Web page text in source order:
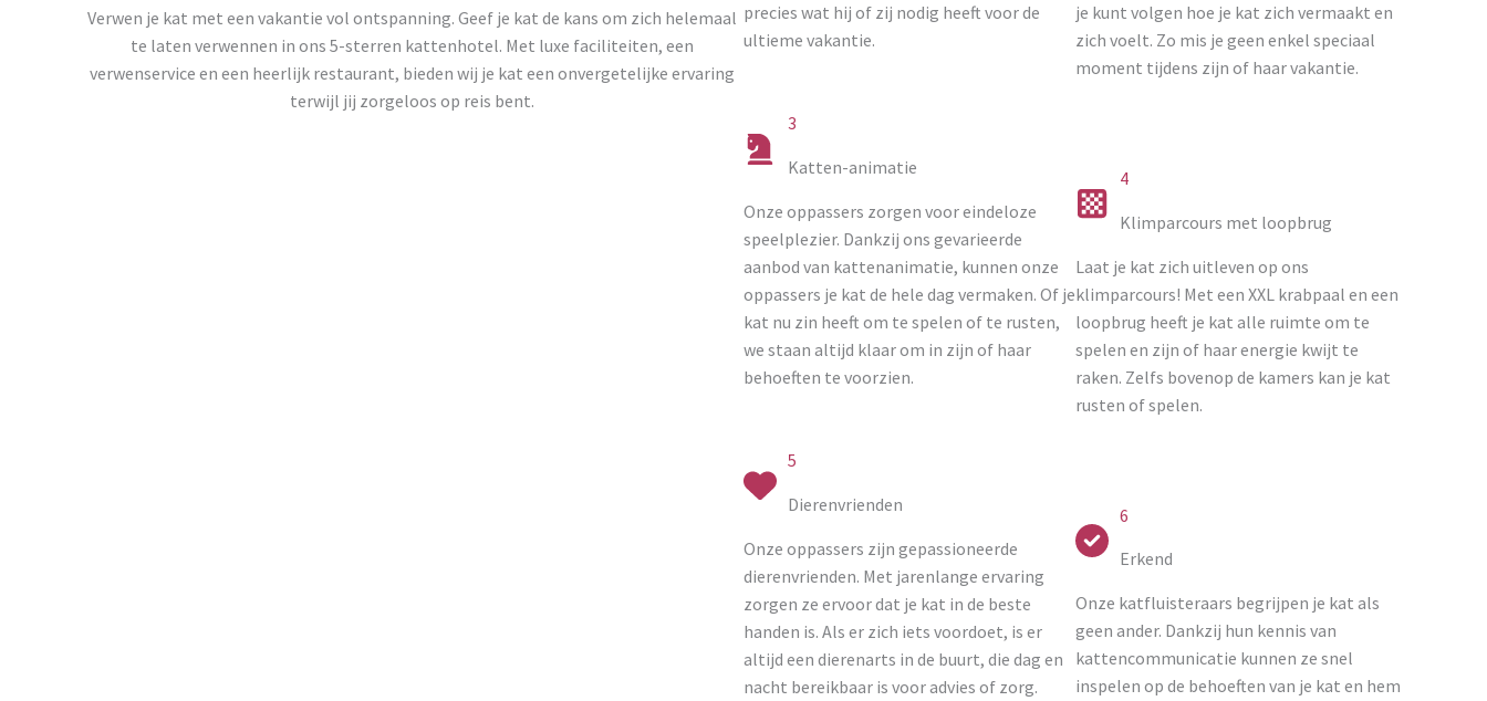
Verwen je kat met een vakantie vol ontspanning. Geef je kat de kans om zich helemaal
te laten verwennen in ons 5-sterren kattenhotel. Met luxe faciliteiten, een
verwenservice en een heerlijk restaurant, bieden wij je kat een onvergetelijke ervaring
terwijl jij zorgeloos op reis bent.
precies wat hij of zij nodig heeft voor de
ultieme vakantie.
je kunt volgen hoe je kat zich vermaakt en
zich voelt. Zo mis je geen enkel speciaal
moment tijdens zijn of haar vakantie.
3
Katten-animatie
Onze oppassers zorgen voor eindeloze
speelplezier. Dankzij ons gevarieerde
aanbod van kattenanimatie, kunnen onze
oppassers je kat de hele dag vermaken. Of je
kat nu zin heeft om te spelen of te rusten,
we staan altijd klaar om in zijn of haar
behoeften te voorzien.
4
Klimparcours met loopbrug
Laat je kat zich uitleven op ons
klimparcours! Met een XXL krabpaal en een
loopbrug heeft je kat alle ruimte om te
spelen en zijn of haar energie kwijt te
raken. Zelfs bovenop de kamers kan je kat
rusten of spelen.
5
Dierenvrienden
Onze oppassers zijn gepassioneerde
dierenvrienden. Met jarenlange ervaring
zorgen ze ervoor dat je kat in de beste
handen is. Als er zich iets voordoet, is er
altijd een dierenarts in de buurt, die dag en
nacht bereikbaar is voor advies of zorg.
6
Erkend
Onze katfluisteraars begrijpen je kat als
geen ander. Dankzij hun kennis van
kattencommunicatie kunnen ze snel
inspelen op de behoeften van je kat en hem